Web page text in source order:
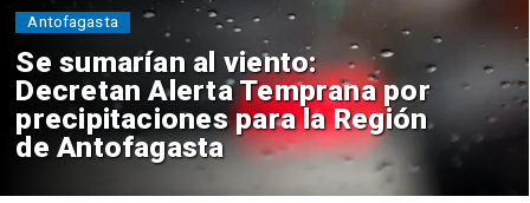
Se sumarían al viento:
Decretan Alerta Temprana por
precipitaciones para la Región
de Antofagasta
Antofagasta